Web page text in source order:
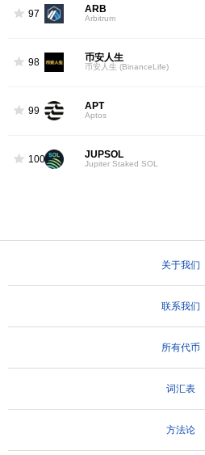
97 ARB
Arbitrum
98 币安人生
币安人生 (BinanceLife)
99 APT
Aptos
100 JUPSOL
Jupiter Staked SOL
关于我们
联系我们
所有代币
词汇表
方法论